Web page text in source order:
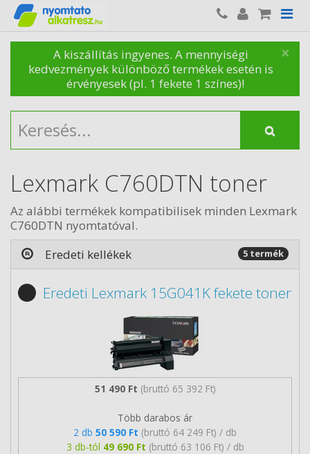
×
A kiszállítás ingyenes. A mennyiségi
kedvezmények különböző termékek esetén is
érvényesek (pl. 1 fekete 1 színes)!
Lexmark C760DTN toner
Az alábbi termékek kompatibilisek minden Lexmark
C760DTN nyomtatóval.
Eredeti kellékek
5 termék
Eredeti Lexmark 15G041K fekete toner
51 490 Ft (bruttó 65 392 Ft)
Több darabos ár
2 db 50 590 Ft (bruttó 64 249 Ft) / db
3 db-tól 49 690 Ft (bruttó 63 106 Ft) / db